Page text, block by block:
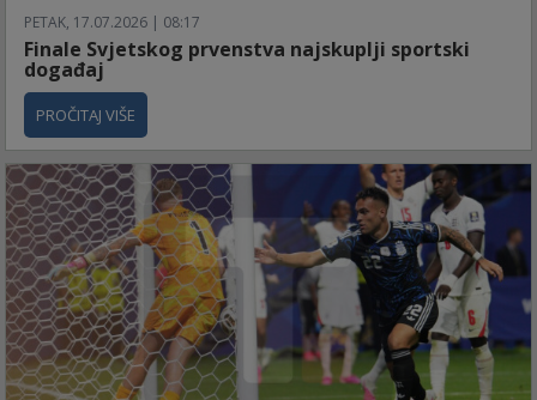
PETAK, 17.07.2026 | 08:17
Finale Svjetskog prvenstva najskuplji sportski
događaj
PROČITAJ VIŠE